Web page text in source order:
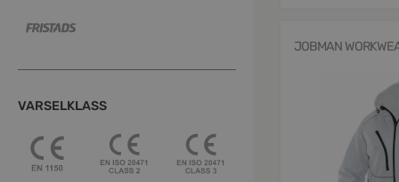
VARSELKLASS
JOBMAN